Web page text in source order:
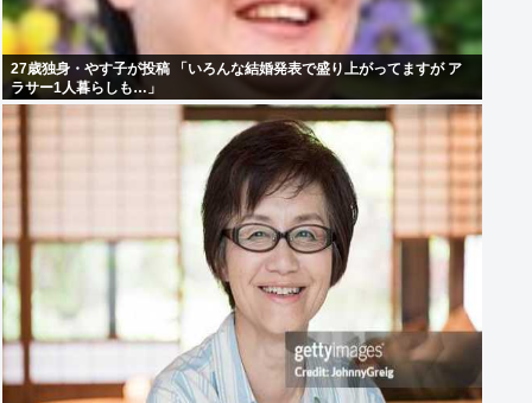
27歳独身・やす子が投稿 「いろんな結婚発表で盛り上がってますが ア
ラサー1人暮らしも…」